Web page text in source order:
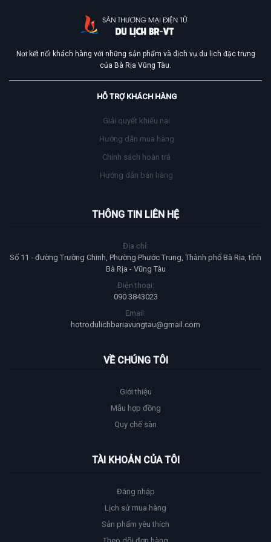
Nơi kết nối khách hàng với những sản phẩm và dịch vụ du lịch đặc trưng
của Bà Rịa Vũng Tàu.
HỖ TRỢ KHÁCH HÀNG
Giải quyết khiếu nai
Hướng dẫn mua hàng
Chính sách hoàn trả
Hướng dẫn bán hàng
THÔNG TIN LIÊN HỆ
Địa chỉ:
Số 11 - đường Trường Chinh, Phường Phước Trung, Thành phố Bà Rịa, tỉnh
Bà Rịa - Vũng Tàu
Điện thoại:
090 3843023
Email:
hotrodulichbariavungtau@gmail.com
VỀ CHÚNG TÔI
Giới thiệu
Mẫu hợp đồng
Quy chế sàn
TÀI KHOẢN CỦA TÔI
Đăng nhập
Lịch sử mua hàng
Sản phẩm yêu thích